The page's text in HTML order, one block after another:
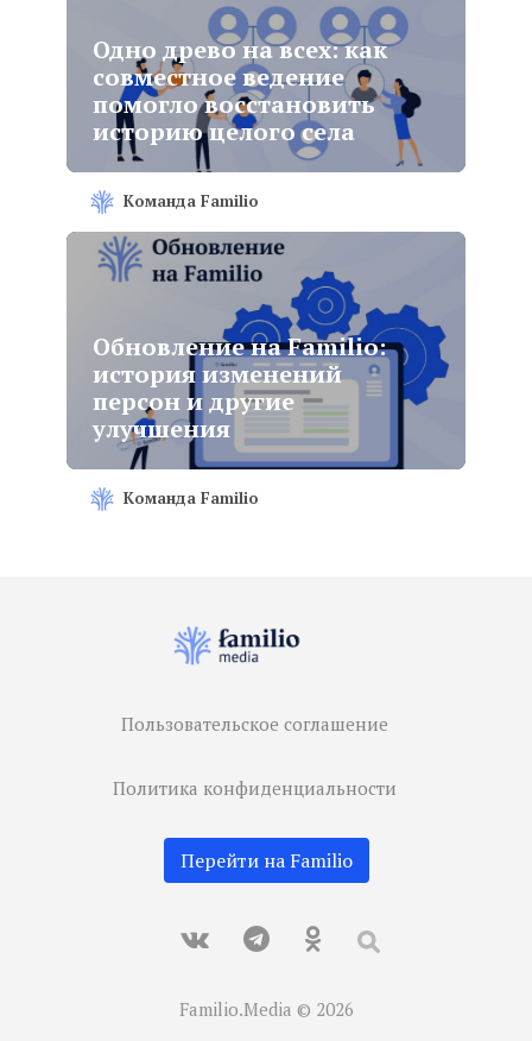
Одно древо на всех: как
совместное ведение
помогло восстановить
историю целого села
Команда Familio
Обновление на Familio:
история изменений
персон и другие
улучшения
Команда Familio
Пользовательское соглашение
Политика конфиденциальности
Перейти на Familio
Familio.Media © 2026